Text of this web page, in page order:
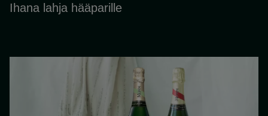
Ihana lahja hääparille